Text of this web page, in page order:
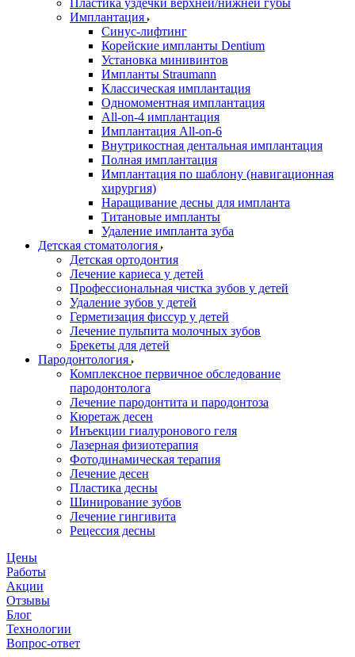
Пластика уздечки верхней/нижней губы
Имплантация
Синус-лифтинг
Корейские импланты Dentium
Установка минивинтов
Импланты Straumann
Классическая имплантация
Одномоментная имплантация
All-on-4 имплантация
Имплантация All-on-6
Внутрикостная дентальная имплантация
Полная имплантация
Имплантация по шаблону (навигационная
хирургия)
Наращивание десны для импланта
Титановые импланты
Удаление импланта зуба
Детская стоматология
Детская ортодонтия
Лечение кариеса у детей
Профессиональная чистка зубов у детей
Удаление зубов у детей
Герметизация фиссур у детей
Лечение пульпита молочных зубов
Брекеты для детей
Пародонтология
Комплексное первичное обследование
пародонтолога
Лечение пародонтита и пародонтоза
Кюретаж десен
Инъекции гиалуронового геля
Лазерная физиотерапия
Фотодинамическая терапия
Лечение десен
Пластика десны
Шинирование зубов
Лечение гингивита
Рецессия десны
Цены
Работы
Акции
Отзывы
Блог
Технологии
Вопрос-ответ